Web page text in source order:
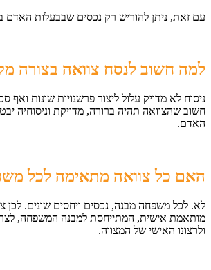
עם זאת, ניתן להוריש רק נכסים שבבעלות האדם
למה חשוב לנסח צוואה בצורה
ניסוח לא מדויק עלול ליצור פרשנויות שונות ואף
חשוב שהצוואה תהיה ברורה, מדויקת וניסוחיה
האדם.
האם כל צוואה מתאימה לכל
לא. לכל משפחה מבנה, נכסים ויחסים שונים. לכן
מותאמת אישית, המתייחסת למבנה המשפחה,
ולרצונו האישי של המצווה.